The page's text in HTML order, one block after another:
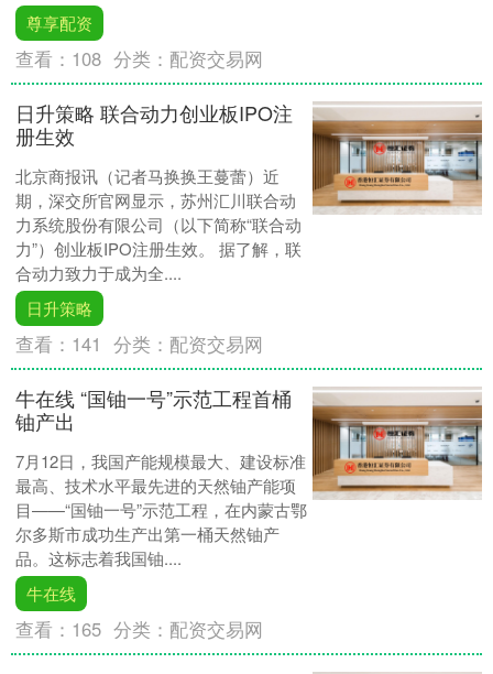
尊享配资
查看： 108 分类： 配资交易网
日升策略 联合动力创业板IPO注
册生效
北京商报讯（记者马换换王蔓蕾）近
期，深交所官网显示，苏州汇川联合动
力系统股份有限公司（以下简称“联合动
力”）创业板IPO注册生效。 据了解，联
合动力致力于成为全....
日升策略
查看： 141 分类： 配资交易网
牛在线 “国铀一号”示范工程首桶
铀产出
7月12日，我国产能规模最大、建设标准
最高、技术水平最先进的天然铀产能项
目——“国铀一号”示范工程，在内蒙古鄂
尔多斯市成功生产出第一桶天然铀产
品。这标志着我国铀....
牛在线
查看： 165 分类： 配资交易网